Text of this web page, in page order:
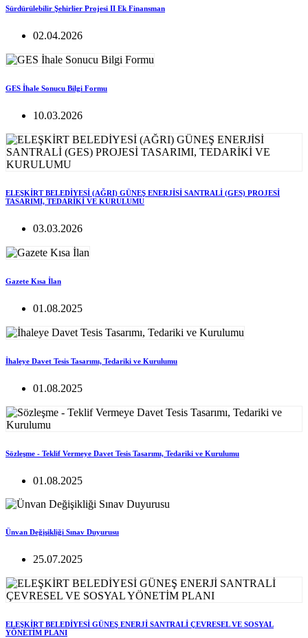
Sürdürülebilir Şehirlier Projesi II Ek Finansman
02.04.2026
GES İhale Sonucu Bilgi Formu
10.03.2026
ELEŞKİRT BELEDİYESİ (AĞRI) GÜNEŞ ENERJİSİ SANTRALİ (GES) PROJESİ
TASARIMI, TEDARİKİ VE KURULUMU
03.03.2026
Gazete Kısa İlan
01.08.2025
İhaleye Davet Tesis Tasarımı, Tedariki ve Kurulumu
01.08.2025
Sözleşme - Teklif Vermeye Davet Tesis Tasarımı, Tedariki ve Kurulumu
01.08.2025
Ünvan Değişikliği Sınav Duyurusu
25.07.2025
ELEŞKİRT BELEDİYESİ GÜNEŞ ENERJİ SANTRALİ ÇEVRESEL VE SOSYAL
YÖNETİM PLANI